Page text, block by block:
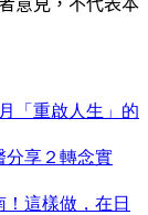
意見，不代表本
「重啟人生」的
分享２轉念實
這樣做，在日